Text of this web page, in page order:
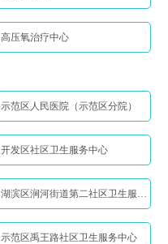
高压氧治疗中心
示范区人民医院（示范区分院）
开发区社区卫生服务中心
湖滨区涧河街道第二社区卫生服务站
示范区禹王路社区卫生服务中心